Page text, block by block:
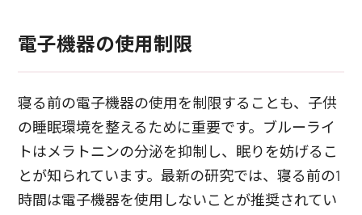
電子機器の使用制限
寝る前の電子機器の使用を制限することも、子供
の睡眠環境を整えるために重要です。ブルーライ
トはメラトニンの分泌を抑制し、眠りを妨げるこ
とが知られています。最新の研究では、寝る前の1
時間は電子機器を使用しないことが推奨されてい